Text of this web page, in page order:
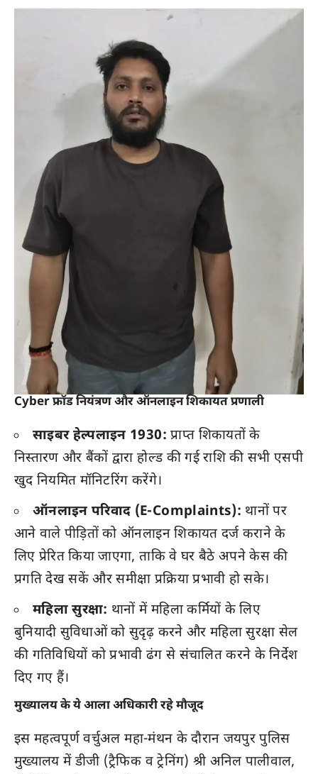
Cyber फ्रॉड नियंत्रण और ऑनलाइन शिकायत प्रणाली
साइबर हेल्पलाइन 1930: प्राप्त शिकायतों के
निस्तारण और बैंकों द्वारा होल्ड की गई राशि की सभी एसपी
खुद नियमित मॉनिटरिंग करेंगे।
ऑनलाइन परिवाद (E-Complaints): थानों पर
आने वाले पीड़ितों को ऑनलाइन शिकायत दर्ज कराने के
लिए प्रेरित किया जाएगा, ताकि वे घर बैठे अपने केस की
प्रगति देख सकें और समीक्षा प्रक्रिया प्रभावी हो सके।
महिला सुरक्षा: थानों में महिला कर्मियों के लिए
बुनियादी सुविधाओं को सुदृढ़ करने और महिला सुरक्षा सेल
की गतिविधियों को प्रभावी ढंग से संचालित करने के निर्देश
दिए गए हैं।
मुख्यालय के ये आला अधिकारी रहे मौजूद
इस महत्वपूर्ण वर्चुअल महा-मंथन के दौरान जयपुर पुलिस
मुख्यालय में डीजी (ट्रैफिक व ट्रेनिंग) श्री अनिल पालीवाल,